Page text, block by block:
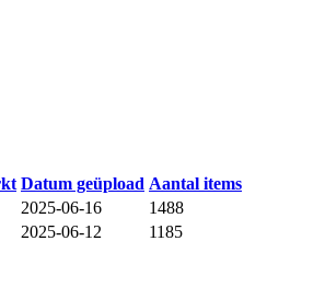
Datum geüpload Aantal items
2025-06-16
1488
2025-06-12 1185